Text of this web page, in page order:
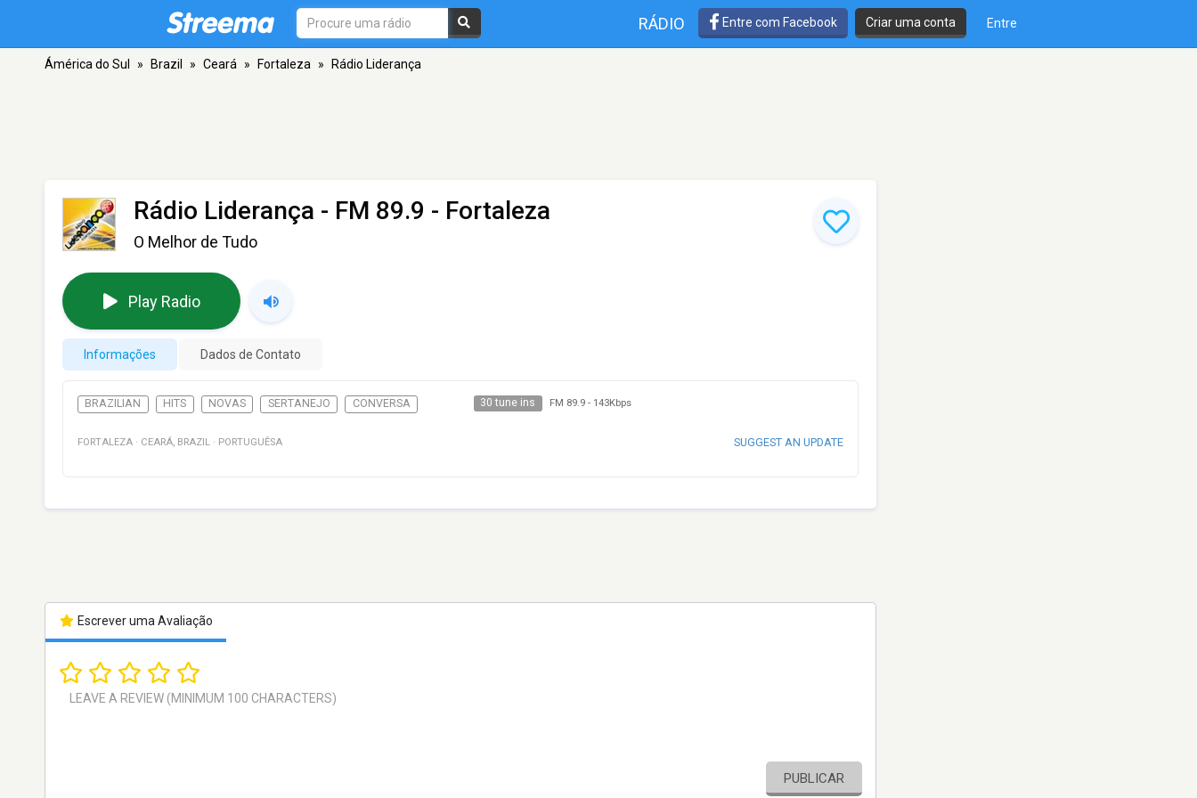
RÁDIO Entre com Facebook Criar uma conta Entre
Ámérica do Sul » Brazil » Ceará » Fortaleza » Rádio Liderança
Rádio Liderança - FM 89.9 - Fortaleza
O Melhor de Tudo
Play Radio
Informações Dados de Contato
BRAZILIAN HITS NOVAS SERTANEJO CONVERSA 30 tune ins FM 89.9- 143Kbps
FORTALEZA · CEARÁ, BRAZIL · PORTUGUÊSA SUGGEST AN UPDATE
Escrever uma Avaliação
PUBLICAR